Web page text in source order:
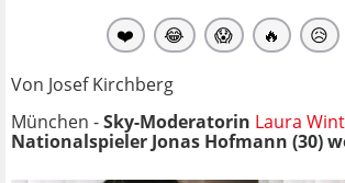
❤️ 😂 😱 🔥 😥
Von Josef Kirchberg
München -Sky-Moderatorin Laura
Nationalspieler Jonas Hofmann (30)